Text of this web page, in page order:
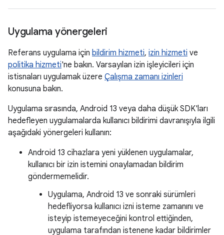
Uygulama yönergeleri
Referans uygulama için bildirim hizmeti, izin hizmeti ve
politika hizmeti'ne bakın. Varsayılan izin işleyicileri için
istisnaları uygulamak üzere Çalışma zamanı izinleri
konusuna bakın.
Uygulama sırasında, Android 13 veya daha düşük SDK'ları
hedefleyen uygulamalarda kullanıcı bildirimi davranışıyla ilgili
aşağıdaki yönergeleri kullanın:
Android 13 cihazlara yeni yüklenen uygulamalar,
kullanıcı bir izin istemini onaylamadan bildirim
göndermemelidir.
Uygulama, Android 13 ve sonraki sürümleri
hedefliyorsa kullanıcı izni isteme zamanını ve
isteyip istemeyeceğini kontrol ettiğinden,
uygulama tarafından istenene kadar bildirimler